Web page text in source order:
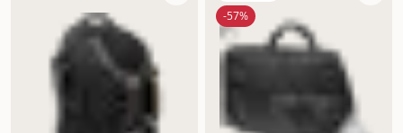
Høyest pris
Lavest pris
-57%